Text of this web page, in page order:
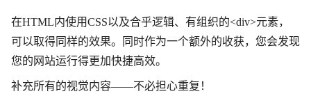
在HTML内使用CSS以及合乎逻辑、有组织的<div>元素，
可以取得同样的效果。同时作为一个额外的收获，您会发现
您的网站运行得更加快捷高效。
补充所有的视觉内容――不必担心重复！